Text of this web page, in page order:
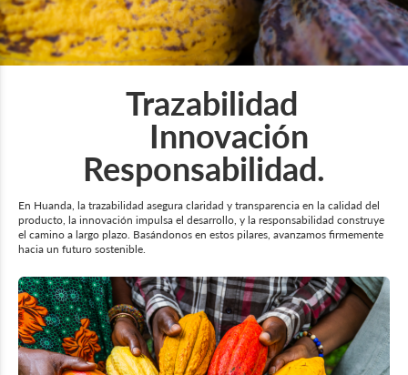
Trazabilidad
Innovación
Responsabilidad.
En Huanda, la trazabilidad asegura claridad y transparencia en la calidad del
producto, la innovación impulsa el desarrollo, y la responsabilidad construye
el camino a largo plazo. Basándonos en estos pilares, avanzamos firmemente
hacia un futuro sostenible.